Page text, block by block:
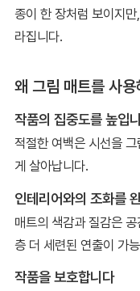
종이 한 장처럼 보이지
라집니다.
왜 그림 매트를 사
작품의 집중도를 높입
적절한 여백은 시선을
게 살아납니다.
인테리어와의 조화를
매트의 색감과 질감은
층 더 세련된 연출이 가
작품을 보호합니다